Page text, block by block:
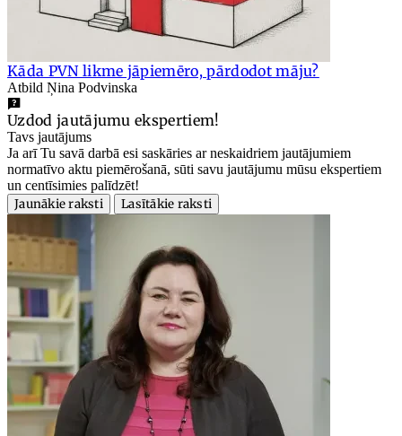
Kāda PVN likme jāpiemēro, pārdodot māju?
Atbild Ņina Podvinska
Uzdod jautājumu ekspertiem!
Tavs jautājums
Ja arī Tu savā darbā esi saskāries ar neskaidriem jautājumiem
normatīvo aktu piemērošanā, sūti savu jautājumu mūsu ekspertiem
un centīsimies palīdzēt!
Jaunākie raksti
Lasītākie raksti